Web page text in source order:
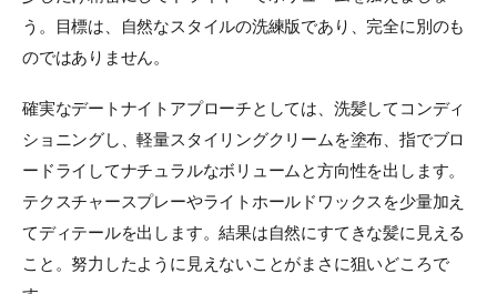
う。目標は、自然なスタイルの洗練版であり、完全に別のも
のではありません。
確実なデートナイトアプローチとしては、洗髪してコンディ
ショニングし、軽量スタイリングクリームを塗布、指でブロ
ードライしてナチュラルなボリュームと方向性を出します。
テクスチャースプレーやライトホールドワックスを少量加え
てディテールを出します。結果は自然にすてきな髪に見える
こと。努力したように見えないことがまさに狙いどころで